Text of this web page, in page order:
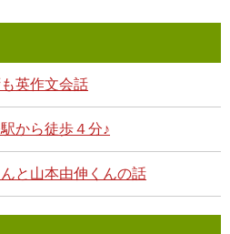
英作文会話
から徒歩４分♪
と山本由伸くんの話